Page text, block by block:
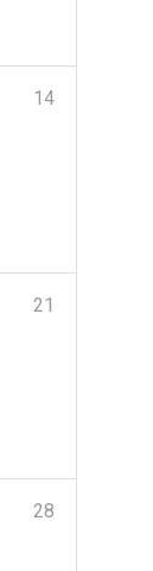
14
21
28